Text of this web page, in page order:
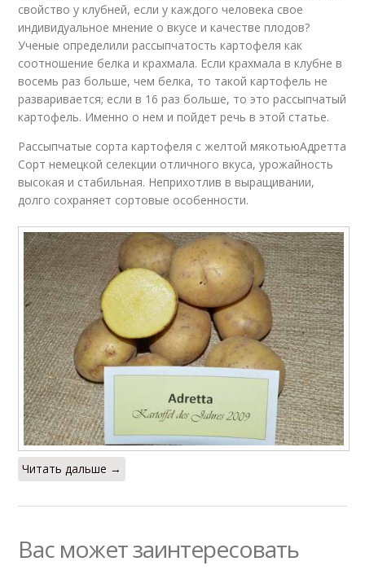
свойство у клубней, если у каждого человека свое
индивидуальное мнение о вкусе и качестве плодов?
Ученые определили рассыпчатость картофеля как
соотношение белка и крахмала. Если крахмала в клубне в
восемь раз больше, чем белка, то такой картофель не
разваривается; если в 16 раз больше, то это рассыпчатый
картофель. Именно о нем и пойдет речь в этой статье.
Рассыпчатые сорта картофеля с желтой мякотьюАдретта
Сорт немецкой селекции отличного вкуса, урожайность
высокая и стабильная. Неприхотлив в выращивании,
долго сохраняет сортовые особенности.
Читать дальше →
Вас может заинтересовать